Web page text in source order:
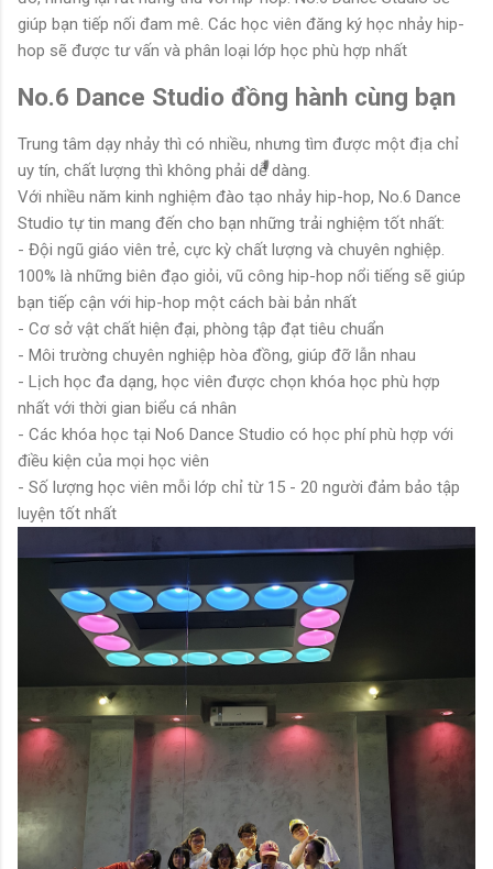
giúp bạn tiếp nối đam mê. Các học viên đăng ký học nhảy hip-
hop sẽ được tư vấn và phân loại lớp học phù hợp nhất
No.6 Dance Studio đồng hành cùng bạn
Trung tâm dạy nhảy thì có nhiều, nhưng tìm được một địa chỉ
uy tín, chất lượng thì không phải dễ dàng.
Với nhiều năm kinh nghiệm đào tạo nhảy hip-hop, No.6 Dance
Studio tự tin mang đến cho bạn những trải nghiệm tốt nhất:
- Đội ngũ giáo viên trẻ, cực kỳ chất lượng và chuyên nghiệp.
100% là những biên đạo giỏi, vũ công hip-hop nổi tiếng sẽ giúp
bạn tiếp cận với hip-hop một cách bài bản nhất
- Cơ sở vật chất hiện đại, phòng tập đạt tiêu chuẩn
- Môi trường chuyên nghiệp hòa đồng, giúp đỡ lẫn nhau
- Lịch học đa dạng, học viên được chọn khóa học phù hợp
nhất với thời gian biểu cá nhân
- Các khóa học tại No6 Dance Studio có học phí phù hợp với
điều kiện của mọi học viên
- Số lượng học viên mỗi lớp chỉ từ 15 - 20 người đảm bảo tập
luyện tốt nhất